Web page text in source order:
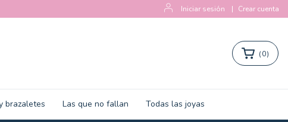
Iniciar sesión | Crear cuenta
(0)
brazaletes Las que no fallan Todas las joyas